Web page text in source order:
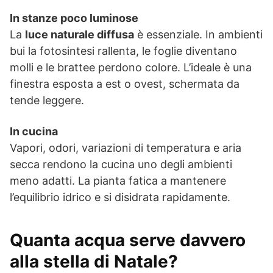
In stanze poco luminose
La luce naturale diffusa è essenziale. In ambienti
bui la fotosintesi rallenta, le foglie diventano
molli e le brattee perdono colore. L’ideale è una
finestra esposta a est o ovest, schermata da
tende leggere.
In cucina
Vapori, odori, variazioni di temperatura e aria
secca rendono la cucina uno degli ambienti
meno adatti. La pianta fatica a mantenere
l’equilibrio idrico e si disidrata rapidamente.
Quanta acqua serve davvero
alla stella di Natale?